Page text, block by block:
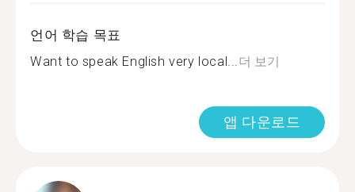
언어 학습 목표
Want to speak English very local...더 보기
앱 다운로드